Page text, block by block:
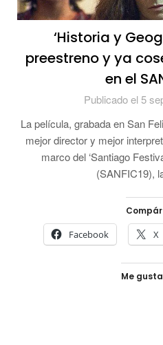
‘Historia y
preestreno y ya
en el
Publicado el 5
La película, grabada en San
mejor director y mejor
marco del ‘Santiago
(SANFIC19),
Facebook X
Me